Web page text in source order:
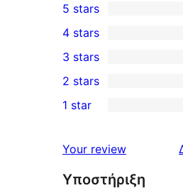
8
5-
star
reviews
5 stars
4-
star
reviews
4 stars
0
3-
star
3 stars
2-
reviews
2 stars
star
reviews
1 star
Your review
Υποστήριξη